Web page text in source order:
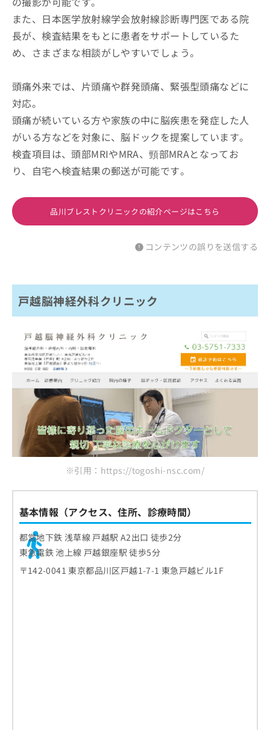
また、日本医学放射線学会放射線診断専門医である院
長が、検査結果をもとに患者をサポートしているた
め、さまざまな相談がしやすいでしょう。
頭痛外来では、片頭痛や群発頭痛、緊張型頭痛などに
対応。
頭痛が続いている方や家族の中に脳疾患を発症した人
がいる方などを対象に、脳ドックを提案しています。
検査項目は、頭部MRIやMRA、頸部MRAとなってお
り、自宅へ検査結果の郵送が可能です。
品川ブレストクリニックの紹介ページはこちら
コンテンツの誤りを送信する
戸越脳神経外科クリニック
※引用：https://togoshi-nsc.com/
基本情報（アクセス、住所、診療時間）
都営地下鉄 浅草線 戸越駅 A2出口 徒歩2分
東急電鉄 池上線 戸越銀座駅 徒歩5分
〒142-0041 東京都品川区戸越1-7-1 東急戸越ビル1F